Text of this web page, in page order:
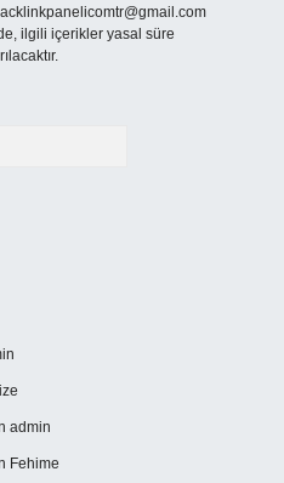
ilgili içerikler yasal süre
admin
Fehime